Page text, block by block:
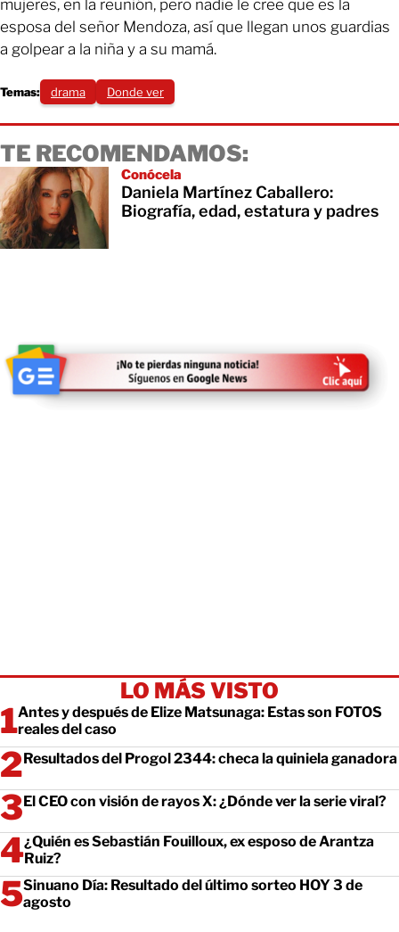
mujeres, en la reunión, pero nadie le cree que es la
esposa del señor Mendoza, así que llegan unos guardias
a golpear a la niña y a su mamá.
Temas: drama Donde ver
TE RECOMENDAMOS:
Conócela
Daniela Martínez Caballero:
Biografía, edad, estatura y padres
LO MÁS VISTO
Antes y después de Elize Matsunaga: Estas son FOTOS
reales del caso
Resultados del Progol 2344: checa la quiniela ganadora
El CEO con visión de rayos X: ¿Dónde ver la serie viral?
¿Quién es Sebastián Fouilloux, ex esposo de Arantza
Ruiz?
Sinuano Día: Resultado del último sorteo HOY 3 de
agosto